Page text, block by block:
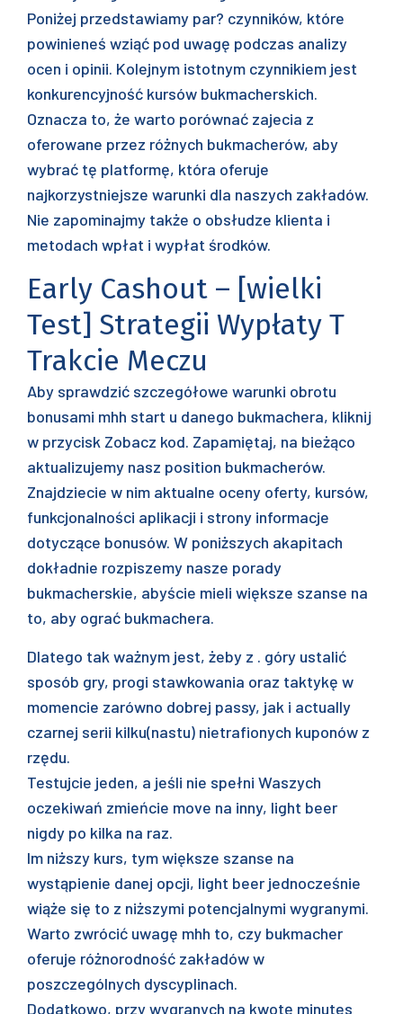
Poniżej przedstawiamy par? czynników, które
powinieneś wziąć pod uwagę podczas analizy
ocen i opinii. Kolejnym istotnym czynnikiem jest
konkurencyjność kursów bukmacherskich.
Oznacza to, że warto porównać zajecia z
oferowane przez różnych bukmacherów, aby
wybrać tę platformę, która oferuje
najkorzystniejsze warunki dla naszych zakładów.
Nie zapominajmy także o obsłudze klienta i
metodach wpłat i wypłat środków.
Early Cashout – [wielki
Test] Strategii Wypłaty T
Trakcie Meczu
Aby sprawdzić szczegółowe warunki obrotu
bonusami mhh start u danego bukmachera, kliknij
w przycisk Zobacz kod. Zapamiętaj, na bieżąco
aktualizujemy nasz position bukmacherów.
Znajdziecie w nim aktualne oceny oferty, kursów,
funkcjonalności aplikacji i strony informacje
dotyczące bonusów. W poniższych akapitach
dokładnie rozpiszemy nasze porady
bukmacherskie, abyście mieli większe szanse na
to, aby ograć bukmachera.
Dlatego tak ważnym jest, żeby z . góry ustalić
sposób gry, progi stawkowania oraz taktykę w
momencie zarówno dobrej passy, jak i actually
czarnej serii kilku(nastu) nietrafionych kuponów z
rzędu.
Testujcie jeden, a jeśli nie spełni Waszych
oczekiwań zmieńcie move na inny, light beer
nigdy po kilka na raz.
Im niższy kurs, tym większe szanse na
wystąpienie danej opcji, light beer jednocześnie
wiąże się to z niższymi potencjalnymi wygranymi.
Warto zwrócić uwagę mhh to, czy bukmacher
oferuje różnorodność zakładów w
poszczególnych dyscyplinach.
Dodatkowo, przy wygranych na kwotę minutes